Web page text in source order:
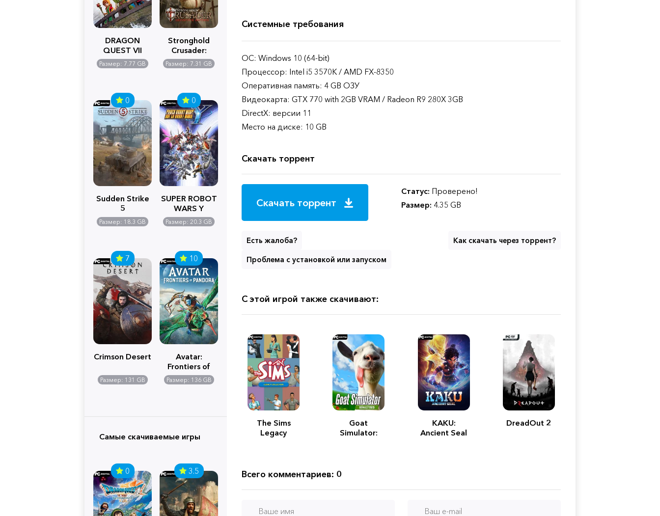
DRAGON
QUEST VII
Reimagined
Размер: 7.77 GB
Stronghold
Crusader:
Definitive
Edition
Размер: 7.31 GB
0
Sudden Strike
5
Размер: 18.3 GB
0
SUPER ROBOT
WARS Y
Размер: 20.3 GB
7
Crimson Desert
Размер: 131 GB
10
Avatar:
Frontiers of
Pandora
Размер: 136 GB
Самые скачиваемые игры
0 3.5
Системные требования
ОС: Windows 10 (64-bit)
Процессор: Intel i5 3570K / AMD FX-8350
Оперативная память: 4 GB ОЗУ
Видеокарта: GTX 770 with 2GB VRAM / Radeon R9 280X 3GB
DirectX: версии 11
Место на диске: 10 GB
Скачать торрент
Скачать торрент
Статус: Проверено!
Размер: 4.35 GB
Есть жалоба? Как скачать через торрент?
Проблема с установкой или запуском
С этой игрой также скачивают:
The Sims
Legacy
Goat
Simulator:
KAKU:
Ancient Seal
DreadOut 2
Всего комментариев: 0